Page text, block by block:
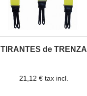
TIRANTES de TRENZA
21,12 € tax incl.